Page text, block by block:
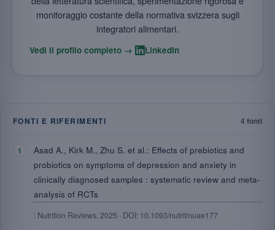
monitoraggio costante della normativa svizzera sugli
integratori alimentari.
Vedi il profilo completo → LinkedIn
FONTI E RIFERIMENTI 4 fonti
Asad A., Kirk M., Zhu S. et al.: Effects of prebiotics and
probiotics on symptoms of depression and anxiety in
clinically diagnosed samples : systematic review and meta-
analysis of RCTs
: Nutrition Reviews, 2025 · DOI: 10.1093/nutrit/nuae177